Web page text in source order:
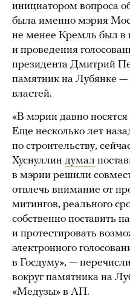
инициатором вопроса
была именно мэрия
не менее Кремль был в
и проведения
президента Дмитрий
памятник на Лубянке —
властей.
«В мэрии давно
Еще несколько лет
по строительству,
Хуснуллин думал
в мэрии решили
отвлечь внимание от
митингов, реального
собственно поставить
и протестировать
электронного
в Госдуму», —
вокруг памятника на
«Медузы» в АП.